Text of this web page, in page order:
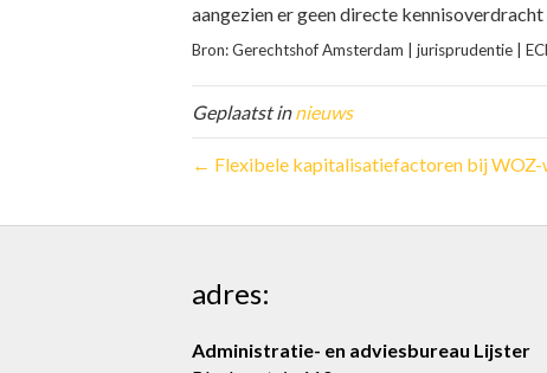
aangezien er geen directe
Bron: Gerechtshof Amsterdam | jurisprudentie |
Geplaatst innieuws
← Flexibele kapitalisatiefactoren bij WOZ-
adres:
Administratie- en adviesbureau Lijster